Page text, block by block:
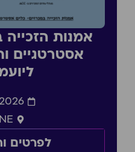
אמנות
אסטרטגיים
לפרטים